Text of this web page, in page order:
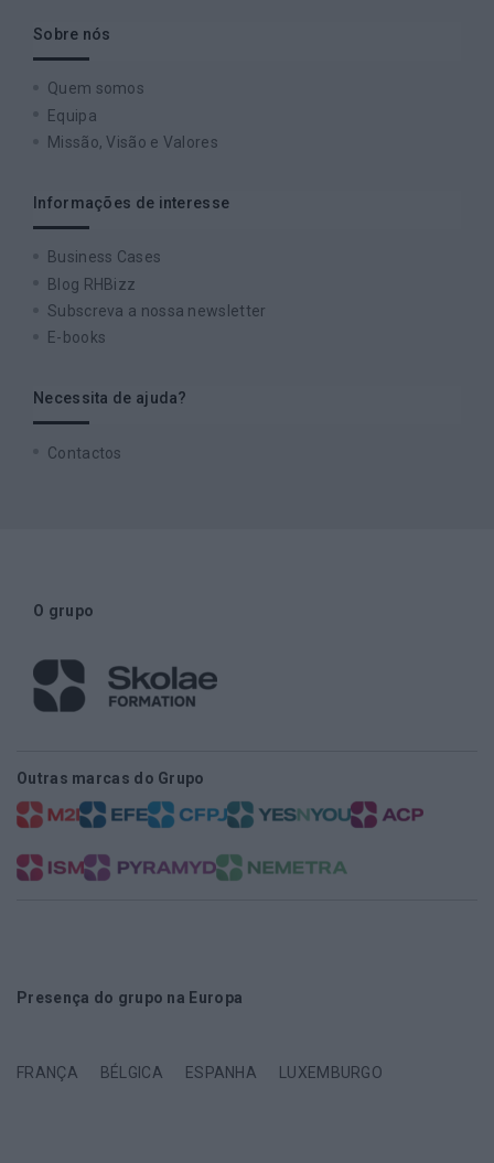
Sobre nós
Quem somos
Equipa
Missão, Visão e Valores
Informações de interesse
Business Cases
Blog RHBizz
Subscreva a nossa newsletter
E-books
Necessita de ajuda?
Contactos
O grupo
Outras marcas do Grupo
Presença do grupo na Europa
FRANÇA BÉLGICA ESPANHA LUXEMBURGO